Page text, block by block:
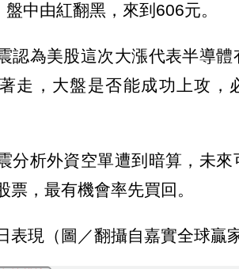
中由紅翻黑，來到606元。
認為美股這次大漲代表半導
走，大盤是否能成功上攻，
分析外資空單遭到暗算，未
票，最有機會率先買回。
表現（圖／翻攝自嘉實全球贏家